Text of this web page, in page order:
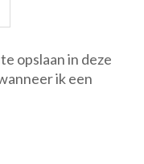
opslaan in deze
ik een